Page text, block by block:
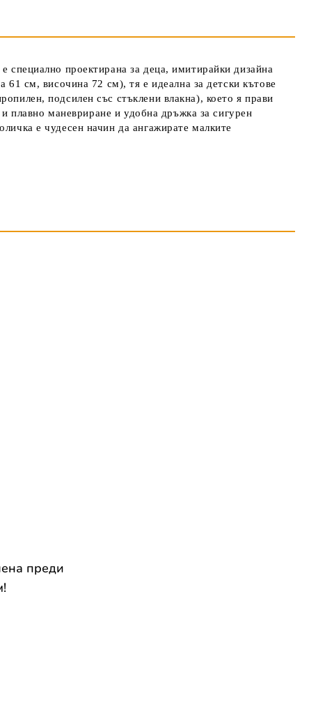
специално проектирана за деца, имитирайки дизайна
см, височина 72 см), тя е идеална за детски кътове
подсилен със стъклени влакна), което я прави
плавно маневриране и удобна дръжка за сигурен
е чудесен начин да ангажирате малките